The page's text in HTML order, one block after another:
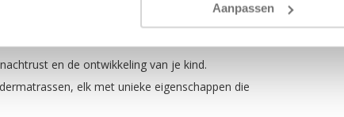
Aanpassen
en de ontwikkeling van je kind.
elk met unieke eigenschappen die